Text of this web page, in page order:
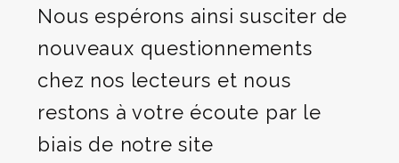
Nous espérons ainsi susciter de
nouveaux questionnements
chez nos lecteurs et nous
restons à votre écoute par le
biais de notre site